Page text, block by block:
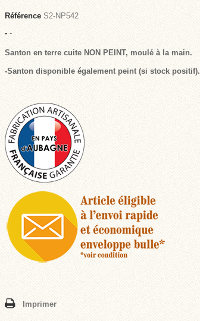
Référence S2-NP542
- -
Santon en terre cuite NON PEINT, moulé à la main.
-Santon disponible également peint (si stock positif).
Imprimer